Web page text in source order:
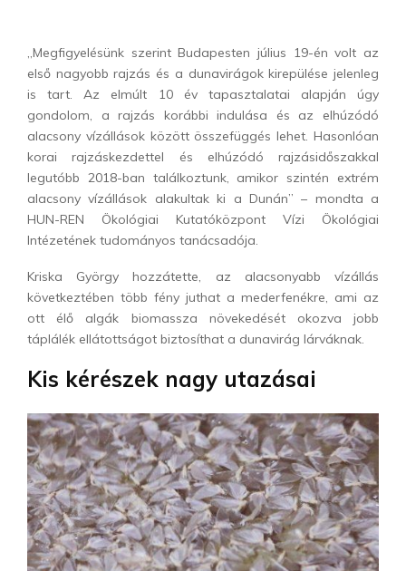
„Megfigyelésünk szerint Budapesten július 19-én volt az
első nagyobb rajzás és a dunavirágok kirepülése jelenleg
is tart. Az elmúlt 10 év tapasztalatai alapján úgy
gondolom, a rajzás korábbi indulása és az elhúzódó
alacsony vízállások között összefüggés lehet. Hasonlóan
korai rajzáskezdettel és elhúzódó rajzásidőszakkal
legutóbb 2018-ban találkoztunk, amikor szintén extrém
alacsony vízállások alakultak ki a Dunán” – mondta a
HUN-REN Ökológiai Kutatóközpont Vízi Ökológiai
Intézetének tudományos tanácsadója.
Kriska György hozzátette, az alacsonyabb vízállás
következtében több fény juthat a mederfenékre, ami az
ott élő algák biomassza növekedését okozva jobb
táplálék ellátottságot biztosíthat a dunavirág lárváknak.
Kis kérészek nagy utazásai